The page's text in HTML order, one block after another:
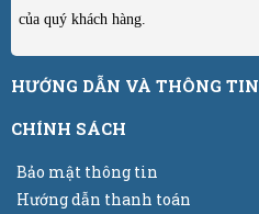
của quý khách hàng.
HƯỚNG DẪN VÀ THÔNG TIN
CHÍNH SÁCH
Bảo mật thông tin
Hướng dẫn thanh toán